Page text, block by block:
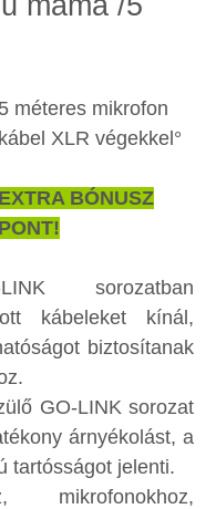
5 méteres mikrofon
kábel XLR végekkel°
EXTRA BÓNUSZ
PONT!
sorozatban
kábeleket kínál,
biztosítanak
GO-LINK sorozat
árnyékolást, a
tartósságot jelenti.
mikrofonokhoz,